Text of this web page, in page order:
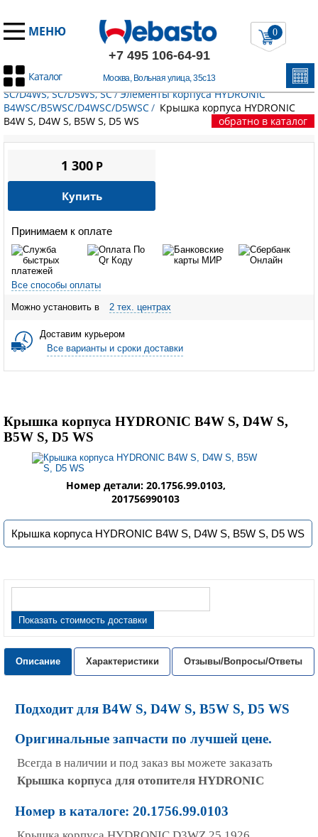
МЕНЮ
+7 495 106-64-91
Москва, Вольная улица, 35с13
Каталог
0
Главная / Запчасти Эберспехер/ HYDRONIC B4WS, SC/B5WS,
SC/D4WS, SC/D5WS, SC/Элементы корпуса HYDRONIC
B4WSC/B5WSC/D4WSC/D5WSC/ Крышка корпуса HYDRONIC
B4W S, D4W S, B5W S, D5 WS
обратно в каталог
Принимаем к оплате
Все способы оплаты
Можно установить в 2 тех. центрах
Доставим курьером
Все варианты и сроки доставки
1 300P
Купить
Крышка корпуса HYDRONIC B4W S, D4W S,
B5W S, D5 WS
Номер детали: 20.1756.99.0103,
201756990103
Крышка корпуса HYDRONIC B4W S, D4W S, B5W S, D5 WS
Показать стоимость доставки
Описание Характеристики Отзывы/Вопросы/Ответы
Подходит для B4W S, D4W S, B5W S, D5 WS
Оригинальные запчасти по лучшей цене.
Всегда в наличии и под заказ вы можете заказать
Крышка корпуса для отопителя HYDRONIC
Номер в каталоге: 20.1756.99.0103